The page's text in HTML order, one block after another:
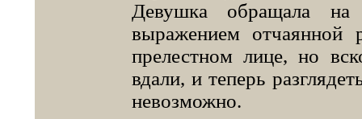
Девушка обращала
выражением отчаянной
прелестном лице, но
вдали, и теперь
невозможно.